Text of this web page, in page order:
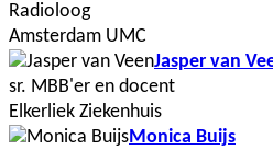
Radioloog
Amsterdam UMC
Jasper van
sr. MBB'er en docent
Elkerliek Ziekenhuis
Monica Buijs